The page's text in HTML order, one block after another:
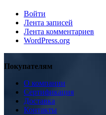
Войти
Лента записей
Лента комментариев
WordPress.org
Покупателям
О компании
Сертификация
Доставка
Контакты